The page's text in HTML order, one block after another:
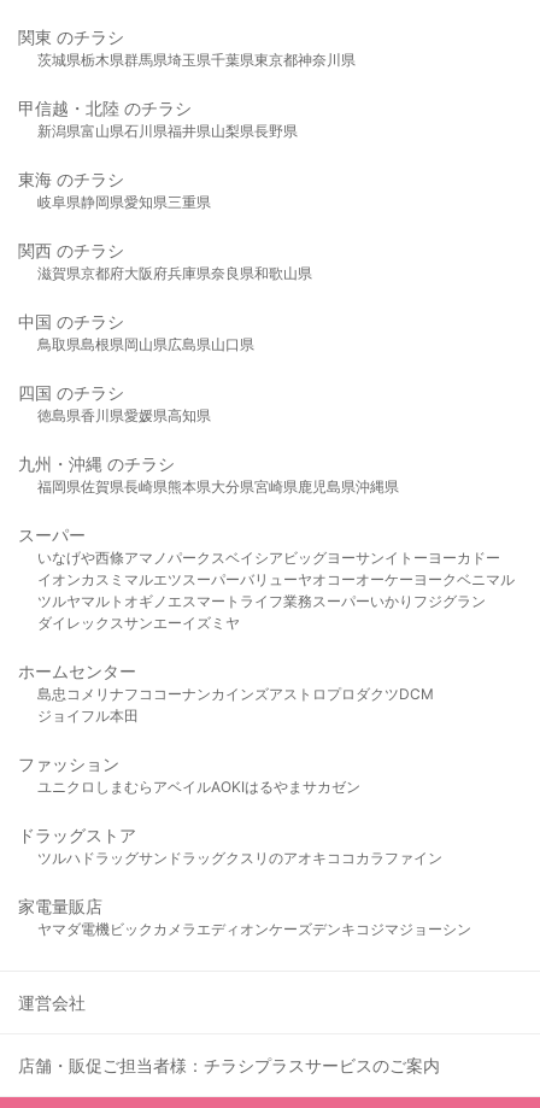
関東 のチラシ
茨城県栃木県群馬県埼玉県千葉県東京都神奈川県
甲信越・北陸 のチラシ
新潟県富山県石川県福井県山梨県長野県
東海 のチラシ
岐阜県静岡県愛知県三重県
関西 のチラシ
滋賀県京都府大阪府兵庫県奈良県和歌山県
中国 のチラシ
鳥取県島根県岡山県広島県山口県
四国 のチラシ
徳島県香川県愛媛県高知県
九州・沖縄 のチラシ
福岡県佐賀県長崎県熊本県大分県宮崎県鹿児島県沖縄県
スーパー
いなげや西條アマノパークスベイシア ビッグヨーサンイトーヨーカドー
イオンカスミ マルエツスーパーバリューヤオコーオーケー ヨークベニマル
ツルヤマルト オギノ エスマート ライフ業務スーパーいかり フジグラン
ダイレックスサンエーイズミヤ
ホームセンター
島忠 コメリ ナフコ コーナンカインズアストロプロダクツDCM
ジョイフル本田
ファッション
ユニクロ しまむら アベイルAOKIはるやま サカゼン
ドラッグストア
ツルハドラッグサンドラッグクスリのアオキ ココカラファイン
家電量販店
ヤマダ電機ビックカメラ エディオンケーズデンキ コジマジョーシン
運営会社
店舗・販促ご担当者様：チラシプラスサービスのご案内